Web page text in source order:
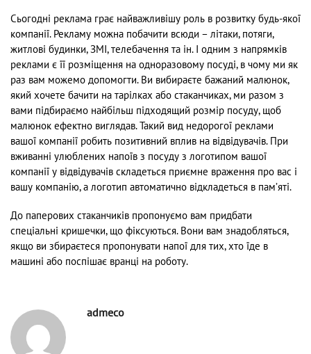
Сьогодні реклама грає найважливішу роль в розвитку будь-якої
компанії. Рекламу можна побачити всюди – літаки, потяги,
житлові будинки, ЗМІ, телебачення та ін. І одним з напрямків
реклами є її розміщення на одноразовому посуді, в чому ми як
раз вам можемо допомогти. Ви вибираєте бажаний малюнок,
який хочете бачити на тарілках або стаканчиках, ми разом з
вами підбираємо найбільш підходящий розмір посуду, щоб
малюнок ефектно виглядав. Такий вид недорогої реклами
вашої компанії робить позитивний вплив на відвідувачів. При
вживанні улюблених напоїв з посуду з логотипом вашої
компанії у відвідувачів складеться приємне враження про вас і
вашу компанію, а логотип автоматично відкладеться в пам’яті.
До паперових стаканчиків пропонуємо вам придбати
спеціальні кришечки, що фіксуються. Вони вам знадобляться,
якщо ви збираєтеся пропонувати напої для тих, хто їде в
машині або поспішає вранці на роботу.
admeco